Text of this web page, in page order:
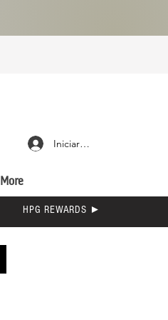
Iniciar sesión
More
HPG REWARDS ►